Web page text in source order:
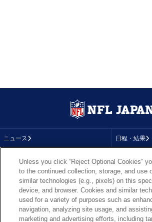
ニュース 日程・結果
コラム テレビ
画像
チーム 順位表
選手成績 About NFL
Unless you click “Reject Optional Cookies”
to the continued collection, storage, and use
similar technologies (e.g., pixels) on this
device, and browser. Cookies and similar
used for a variety of purposes such as
navigation, analyzing site usage, and
marketing and advertising efforts, including